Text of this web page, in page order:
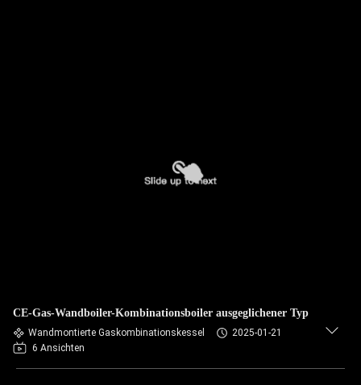
CE-Gas-Wandboiler-Kombinationsboiler ausgeglichener Typ
Wandmontierte Gaskombinationskessel
2025-01-21
6 Ansichten